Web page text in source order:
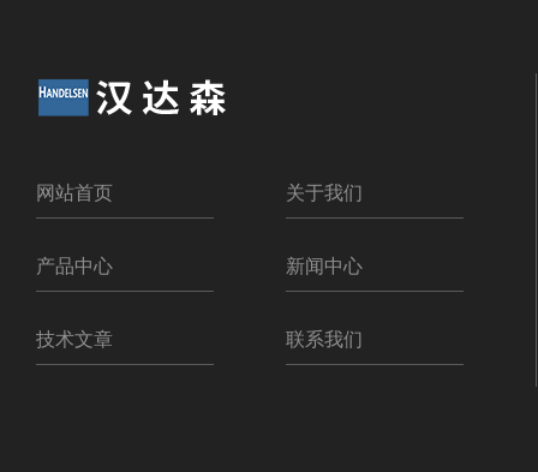
网站首页 关于我们
产品中心 新闻中心
技术文章 联系我们